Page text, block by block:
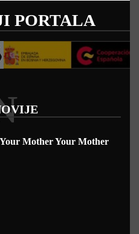
PORTALA
Mother Your Mother